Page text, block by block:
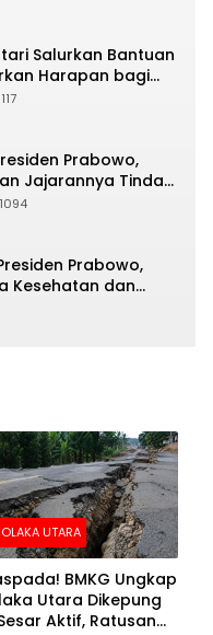
Salurkan Bantuan
Harapan bagi
Sumatera
Prabowo,
Jajarannya Tindak
1094
Prabowo,
Kesehatan dan
Gratis
UTARA
BMKG Ungkap
Utara Dikepung
Aktif, Ratusan